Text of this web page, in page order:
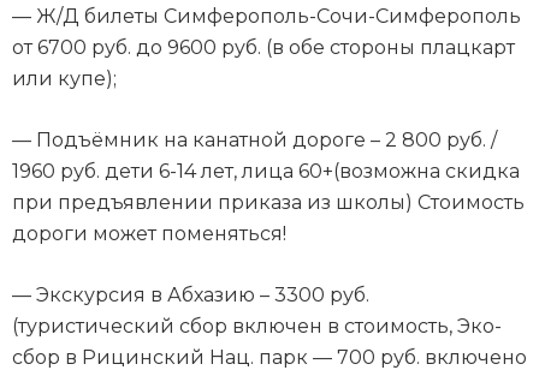
— Ж/Д билеты Симферополь-Сочи-Симферополь
от 6700 руб. до 9600 руб. (в обе стороны плацкарт
или купе);
— Подъёмник на канатной дороге – 2 800 руб. /
1960 руб. дети 6-14 лет, лица 60+(возможна скидка
при предъявлении приказа из школы) Стоимость
дороги может поменяться!
— Экскурсия в Абхазию – 3300 руб.
(туристический сбор включен в стоимость, Эко-
сбор в Рицинский Нац. парк — 700 руб. включено